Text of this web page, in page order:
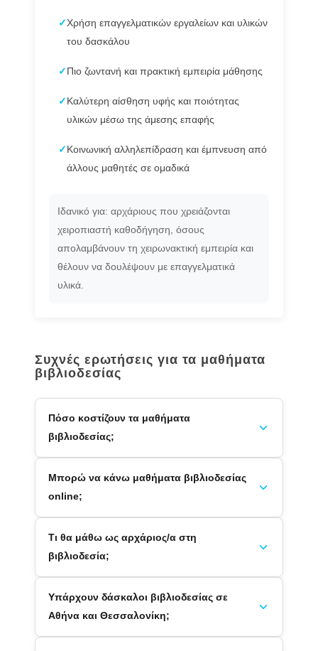
✓Χρήση επαγγελματικών εργαλείων και υλικών
του δασκάλου
✓ Πιο ζωντανή και πρακτική εμπειρία μάθησης
✓ Καλύτερη αίσθηση υφής και ποιότητας
υλικών μέσω της άμεσης επαφής
✓ Κοινωνική αλληλεπίδραση και έμπνευση από
άλλους μαθητές σε ομαδικά
Ιδανικό για: αρχάριους που χρειάζονται
χειροπιαστή καθοδήγηση, όσους
απολαμβάνουν τη χειρωνακτική εμπειρία και
θέλουν να δουλέψουν με επαγγελματικά
υλικά.
Συχνές ερωτήσεις για τα μαθήματα
βιβλιοδεσίας
Πόσο κοστίζουν τα μαθήματα
βιβλιοδεσίας;
Μπορώ να κάνω μαθήματα βιβλιοδεσίας
online;
Τι θα μάθω ως αρχάριος/α στη
βιβλιοδεσία;
Υπάρχουν δάσκαλοι βιβλιοδεσίας σε
Αθήνα και Θεσσαλονίκη;